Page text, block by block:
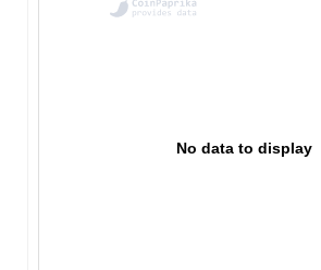
No data to display